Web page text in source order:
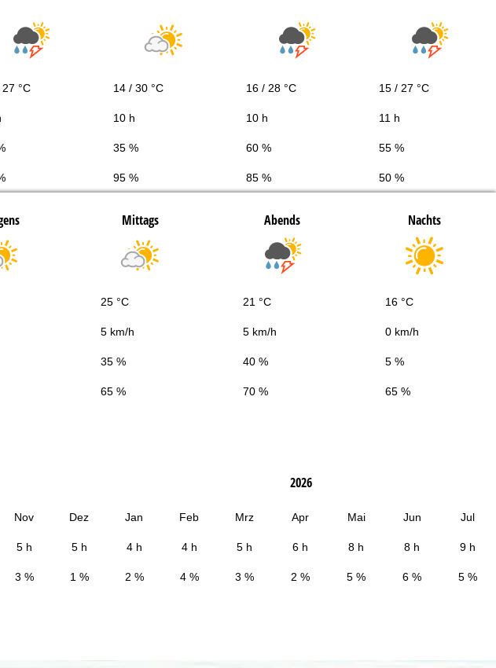
°C 14 / 30 °C 16 / 28 °C 15 / 27 °C
10 h 10 h 11 h
35 % 60 % 55 %
95 % 85 % 50 %
Mittags Abends Nachts
25 °C 21 °C 16 °C
5 km/h 5 km/h 0 km/h
35 % 40 % 5 %
65 % 70 % 65 %
2026
Nov Dez Jan Feb Mrz Apr Mai Jun Jul
5 h 5 h 4 h 4 h 5 h 6 h 8 h 8 h 9 h
3 % 1 % 2 % 4 % 3 % 2 % 5 % 6 % 5 %